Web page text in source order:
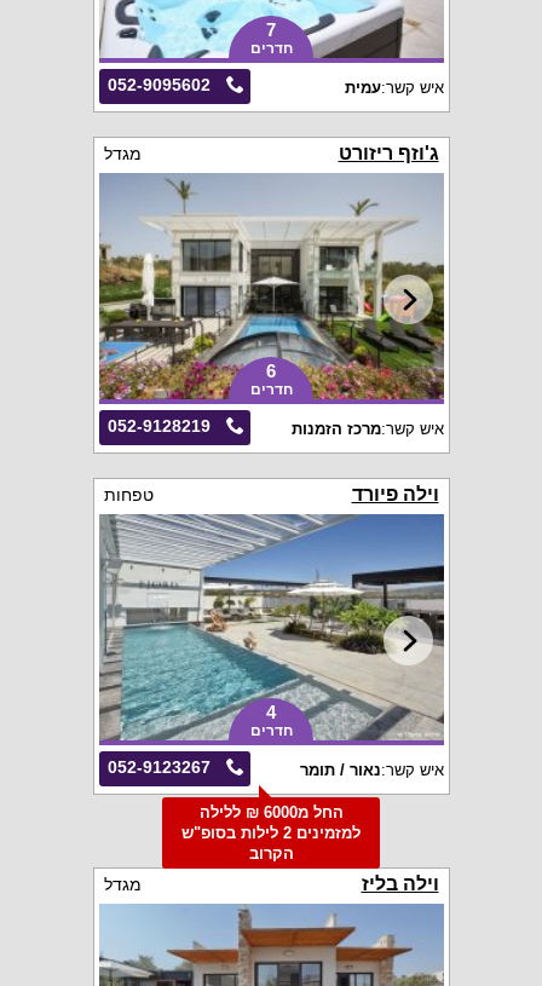
7
חדרים
052-9095602 איש קשר:עמית
ג'וזף ריזורט מגדל
6
חדרים
052-9128219 איש קשר:מרכז הזמנות
וילה פיורד טפחות
4
חדרים
052-9123267 איש קשר:נאור / תומר
החל מ6000 ₪ ללילה
למזמינים 2 לילות בסופ"ש
הקרוב
וילה בליז מגדל